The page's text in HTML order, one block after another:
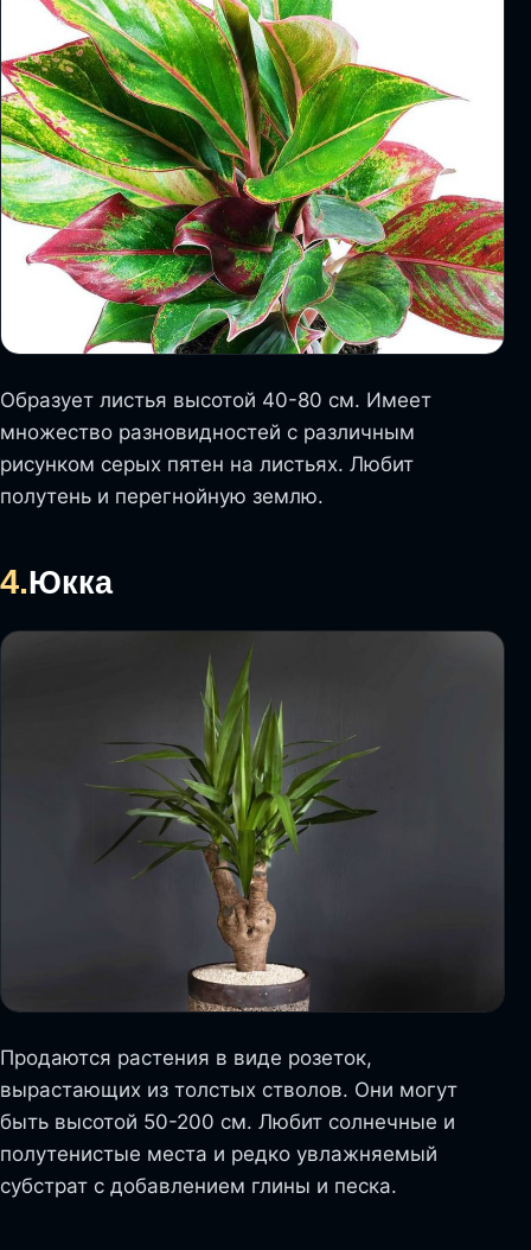
Образует листья высотой 40-80 см. Имеет
множество разновидностей с различным
рисунком серых пятен на листьях. Любит
полутень и перегнойную землю.
4.Юкка
Продаются растения в виде розеток,
вырастающих из толстых стволов. Они могут
быть высотой 50-200 см. Любит солнечные и
полутенистые места и редко увлажняемый
субстрат с добавлением глины и песка.